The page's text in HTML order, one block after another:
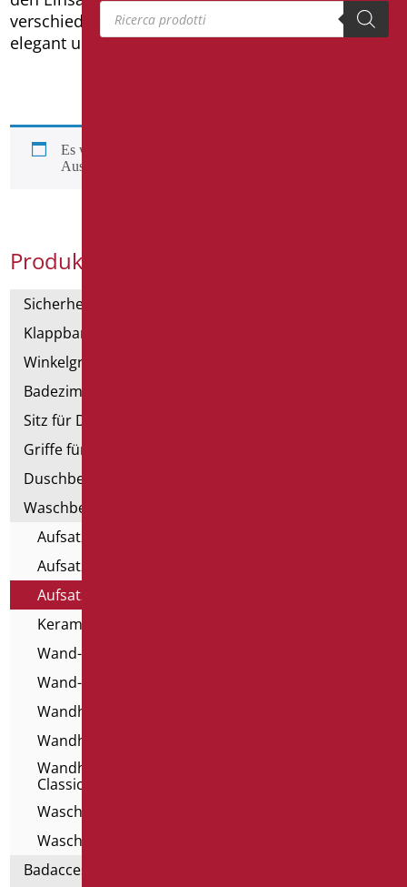
Produktkategorien
Sicherheitsgriffe
Klappbar und Haltegriffe
Winkelgriffe für Dusche und Badewanne
Badezimmerspiegel
Sitz für Dusche und Badewanne
Griffe für Dusche mit Brausenhalter
Duschbecken und Kabine
Waschbecken
Aufsatz Waschbecken für Alle
Aufsatzwaschbecken
Aufsatzwaschbecken - Serie Home Classic
Keramik Waschbecken für Behinderte
Wand-Waschbecken für Alle
Wand-Waschbecken für Behinderte
Wandhängende Harz-Waschtische
Wandhängende Waschbecken
Wandhängende Waschbecken - Serie Home
Classic
Waschbecken - Serie Home
Waschbecken für Kinder
Badaccessoires
verschiedenen Stilrichtungen entwickelt, da sie
elegant und gleichzeitig sehr funktional sind.
Es wurden keine Produkte gefunden, die deiner
Auswahl entsprechen.
Products search